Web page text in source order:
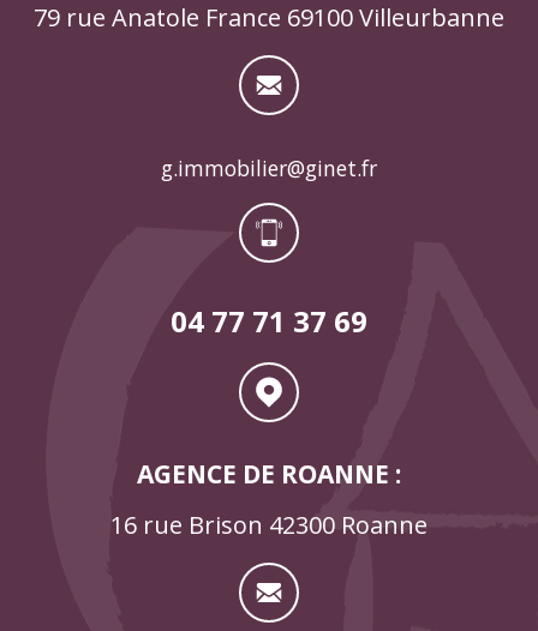
79 rue Anatole France 69100 Villeurbanne
g.immobilier@ginet.fr
04 77 71 37 69
AGENCE DE ROANNE :
16 rue Brison 42300 Roanne